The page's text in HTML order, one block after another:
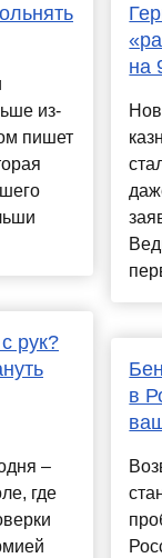
из-
пишет
рук?
–
где
на
в